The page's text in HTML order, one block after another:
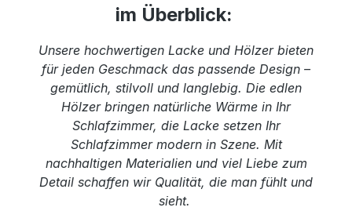
im Überblick:
Unsere hochwertigen Lacke und Hölzer bieten
für jeden Geschmack das passende Design –
gemütlich, stilvoll und langlebig. Die edlen
Hölzer bringen natürliche Wärme in Ihr
Schlafzimmer, die Lacke setzen Ihr
Schlafzimmer modern in Szene. Mit
nachhaltigen Materialien und viel Liebe zum
Detail schaffen wir Qualität, die man fühlt und
sieht.